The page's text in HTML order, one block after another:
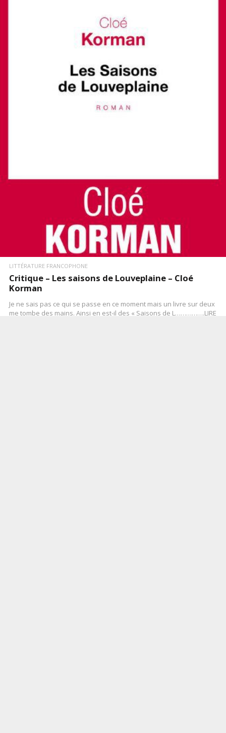
LITTÉRATURE FRANCOPHONE
Critique – Les saisons de Louveplaine – Cloé
Korman
Je ne sais pas ce qui se passe en ce moment mais un livre sur deux
me tombe des mains. Ainsi en est-il des « Saisons de L…………….LIRE